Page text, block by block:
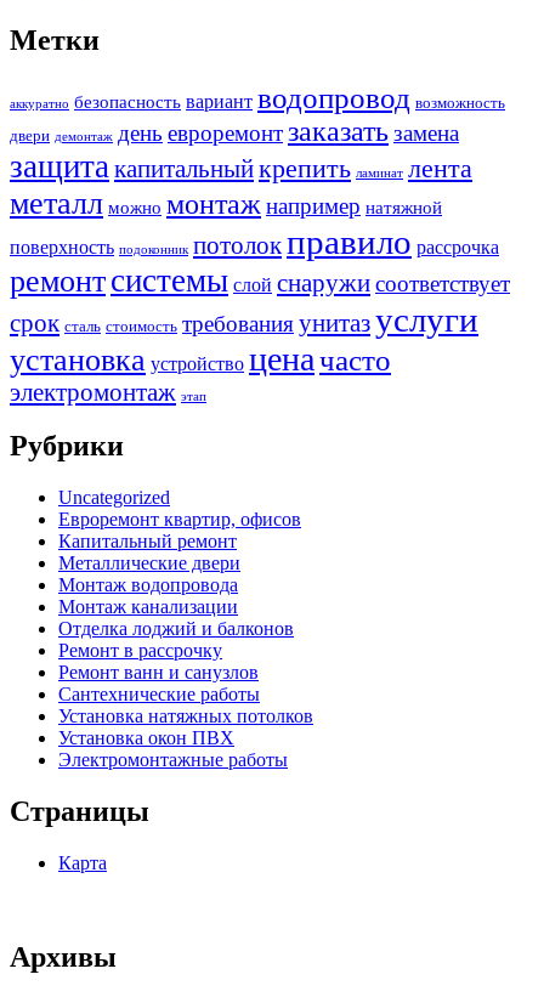
Метки
аккуратно безопасность вариант водопровод возможность
двери демонтаж день евроремонтзаказать замена
защита капитальныйкрепить ламинат лента
металл можно монтаж например натяжной
поверхность подоконник потолокправило рассрочка
ремонтсистемы слой снаружисоответствует
срок сталь стоимость требованияунитазуслуги
установка устройство ценачасто
электромонтаж этап
Рубрики
Uncategorized
Евроремонт квартир, офисов
Капитальный ремонт
Металлические двери
Монтаж водопровода
Монтаж канализации
Отделка лоджий и балконов
Ремонт в рассрочку
Ремонт ванн и санузлов
Сантехнические работы
Установка натяжных потолков
Установка окон ПВХ
Электромонтажные работы
Страницы
Карта
Архивы